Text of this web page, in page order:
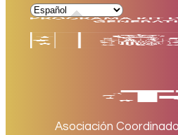
Asociación